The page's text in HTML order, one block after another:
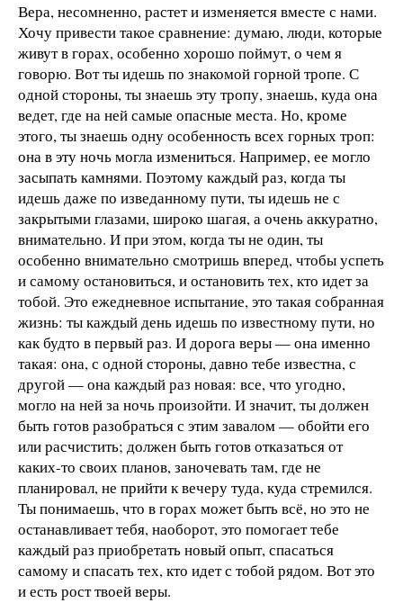
Вера, несомненно, растет и изменяется вместе с нами.
Хочу привести такое сравнение: думаю, люди, которые
живут в горах, особенно хорошо поймут, о чем я
говорю. Вот ты идешь по знакомой горной тропе. С
одной стороны, ты знаешь эту тропу, знаешь, куда она
ведет, где на ней самые опасные места. Но, кроме
этого, ты знаешь одну особенность всех горных троп:
она в эту ночь могла измениться. Например, ее могло
засыпать камнями. Поэтому каждый раз, когда ты
идешь даже по изведанному пути, ты идешь не с
закрытыми глазами, широко шагая, а очень аккуратно,
внимательно. И при этом, когда ты не один, ты
особенно внимательно смотришь вперед, чтобы успеть
и самому остановиться, и остановить тех, кто идет за
тобой. Это ежедневное испытание, это такая собранная
жизнь: ты каждый день идешь по известному пути, но
как будто в первый раз. И дорога веры — она именно
такая: она, с одной стороны, давно тебе известна, с
другой — она каждый раз новая: все, что угодно,
могло на ней за ночь произойти. И значит, ты должен
быть готов разобраться с этим завалом — обойти его
или расчистить; должен быть готов отказаться от
каких-то своих планов, заночевать там, где не
планировал, не прийти к вечеру туда, куда стремился.
Ты понимаешь, что в горах может быть всё, но это не
останавливает тебя, наоборот, это помогает тебе
каждый раз приобретать новый опыт, спасаться
самому и спасать тех, кто идет с тобой рядом. Вот это
и есть рост твоей веры.